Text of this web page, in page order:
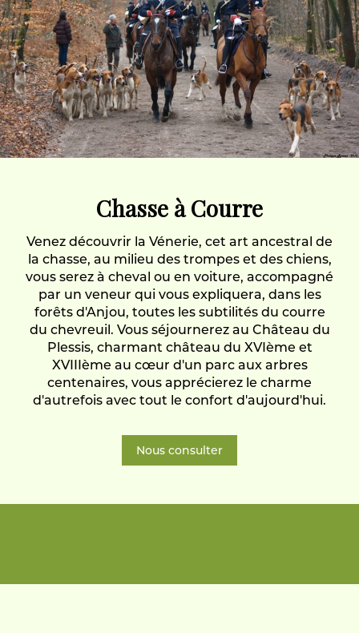
Déjeuner au restaurant sur une île de la Loire :
Béhuart.
Visite de la distillerie Cointreau.
Forfait 650 Euros par personne. (minimum 10
personnes)
Si vous êtes intéressés par ce séjour, nous vous
communiquerons le programme détaillé des visites
Le forfait comprend :
2 nuits (petit déjeuner compris)
2 diners, 2 déjeuners
Open bar
Visite de vignobles + dégustation avec un œnologue
+ mini bus.
Navette hélicoptère devant le château.
Visites de vignobles en voiture de collectio
Chasse à Courre
Venez découvrir la Vénerie, cet art ancestral de
la chasse, au milieu des trompes et des chiens,
vous serez à cheval ou en voiture, accompagné
par un veneur qui vous expliquera, dans les
forêts d'Anjou, toutes les subtilités du courre
du chevreuil. Vous séjournerez au Château du
Plessis, charmant château du XVIème et
XVIIIème au cœur d'un parc aux arbres
centenaires, vous apprécierez le charme
d'autrefois avec tout le confort d'aujourd'hui.
Nous consulter